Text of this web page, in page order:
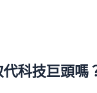
科技巨頭嗎